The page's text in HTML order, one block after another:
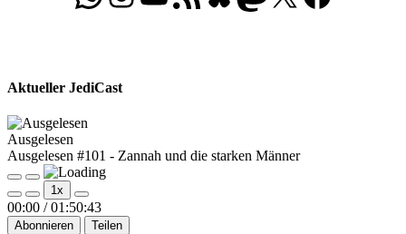
Aktueller JediCast
Ausgelesen
Ausgelesen #101 - Zannah und die starken Männer
Play
Episode
Pause
Episode
1x
00:00 / 01:50:43
Abonnieren Teilen